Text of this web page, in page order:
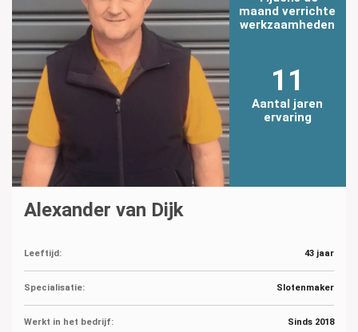
maand verrichte
werkzaamheden
11
Aantal jaren
ervaring
Alexander van Dijk
Leeftijd: 43 jaar
Specialisatie: Slotenmaker
Werkt in het bedrijf: Sinds 2018